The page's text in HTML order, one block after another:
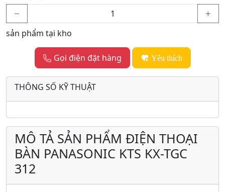
sản phẩm tại kho
Gọi điện đặt hàng Yêu thích
THÔNG SỐ KỸ THUẬT
MÔ TẢ SẢN PHẨM ĐIỆN THOẠI
BÀN PANASONIC KTS KX-TGC
312